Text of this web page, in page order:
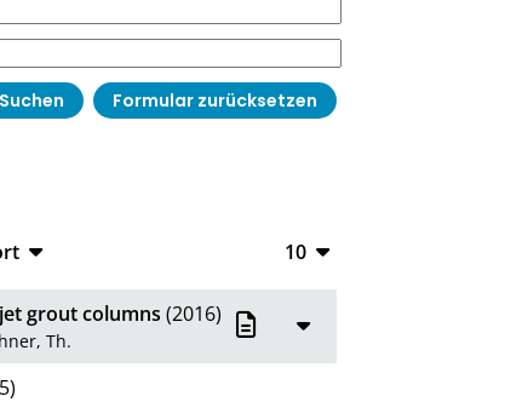
10
10
20
grout columns (2016)
Th.